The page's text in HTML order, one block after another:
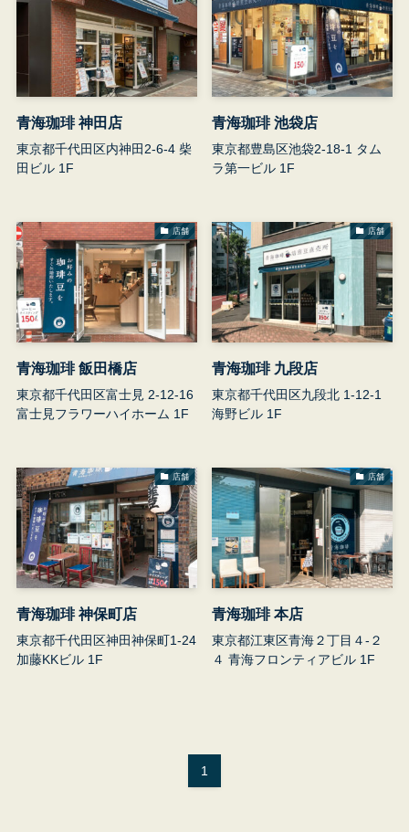
青海珈琲 神田店
東京都千代田区内神田2-6-4 柴
田ビル 1F
青海珈琲 池袋店
東京都豊島区池袋2-18-1 タム
ラ第一ビル 1F
店舗
青海珈琲 飯田橋店
東京都千代田区富士見 2-12-16
富士見フラワーハイホーム 1F
店舗
青海珈琲 九段店
東京都千代田区九段北 1-12-1
海野ビル 1F
店舗
青海珈琲 神保町店
東京都千代田区神田神保町1-24
加藤KKビル 1F
店舗
青海珈琲 本店
東京都江東区青海２丁目４-２
４ 青海フロンティアビル 1F
1